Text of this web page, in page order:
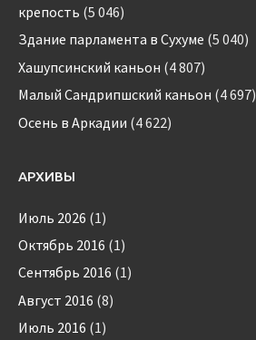
крепость (5 046)
Здание парламента в Сухуме (5 040)
Хашупсинский каньон (4 807)
Малый Сандрипшский каньон (4 697)
Осень в Аркадии (4 622)
АРХИВЫ
Июль 2026 (1)
Октябрь 2016 (1)
Сентябрь 2016 (1)
Август 2016 (8)
Июль 2016 (1)